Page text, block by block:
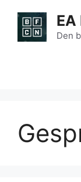
Inhalt
springen
Den